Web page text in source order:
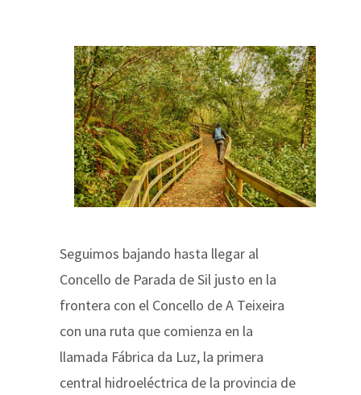
Seguimos bajando hasta llegar al
Concello de Parada de Sil justo en la
frontera con el Concello de A Teixeira
con una ruta que comienza en la
llamada Fábrica da Luz, la primera
central hidroeléctrica de la provincia de